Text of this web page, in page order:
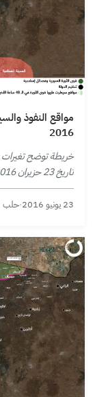
2016
خريطة توضح
تاريخ 23 حزيران 2016.
23 يونيو 2016 ·حلب